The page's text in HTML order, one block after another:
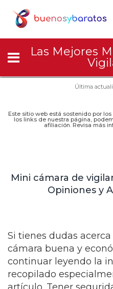
Las Mejores
Última
Este sitio web está sostenido por
los links de nuestra página,
afiliación. Revisa más
Mini cámara de
Opiniones y
Si tienes dudas
cámara buena y
continuar leyendo la
recopilado